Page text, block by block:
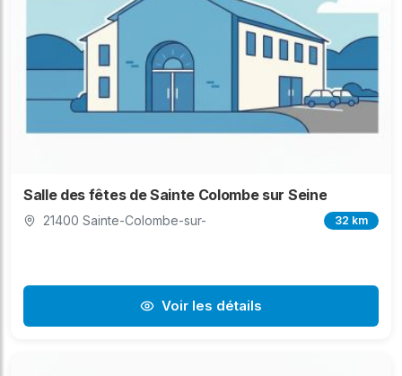
Salle des fêtes de Sainte Colombe sur Seine
21400 Sainte-Colombe-sur- 32 km
Voir les détails